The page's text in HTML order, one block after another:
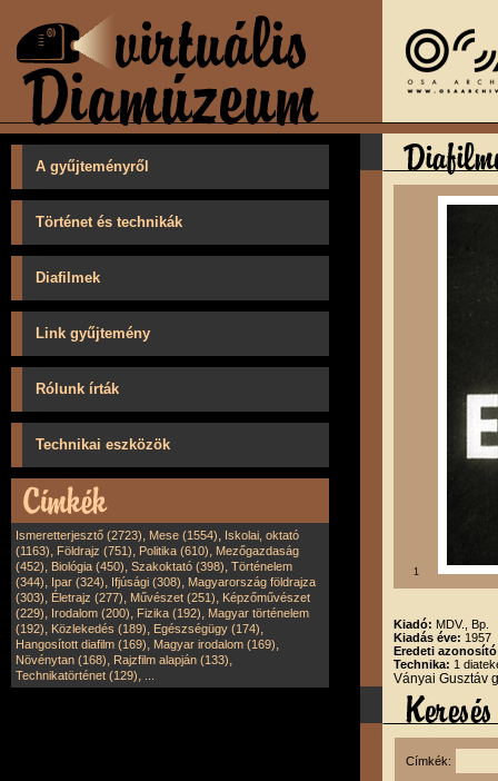
A gyűjteményről
Történet és technikák
Diafilmek
Link gyűjtemény
Rólunk írták
Technikai eszközök
Ismeretterjesztő (2723), Mese (1554), Iskolai, oktató
(1163), Földrajz (751), Politika (610), Mezőgazdaság
(452), Biológia (450), Szakoktató (398), Történelem
(344), Ipar (324), Ifjúsági (308), Magyarország földrajza
(303), Életrajz (277), Művészet (251), Képzőművészet
(229), Irodalom (200), Fizika (192), Magyar történelem
(192), Közlekedés (189), Egészségügy (174),
Hangosított diafilm (169), Magyar irodalom (169),
Növénytan (168), Rajzfilm alapján (133),
Technikatörténet (129),
1
Kiadó: MDV., Bp.
Kiadás éve: 1957
Eredeti
Technika: 1
Ványai Gusztáv
Címkék: